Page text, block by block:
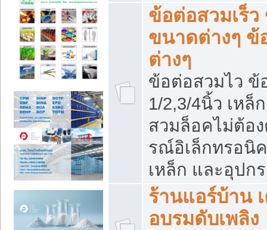
ข้อต่อสวมเร็
ขนาดต่างๆ ข้
ต่างๆ
ข้อต่อสวมไว ข้
1/2,3/4นิ้ว เหล็
สวมล็อคไม่ต้อ
รณ์อิเล็กทรอนิ
เหล็ก และอุปก
ร้านแอร์บ้าน
อบรมดับเพลิง